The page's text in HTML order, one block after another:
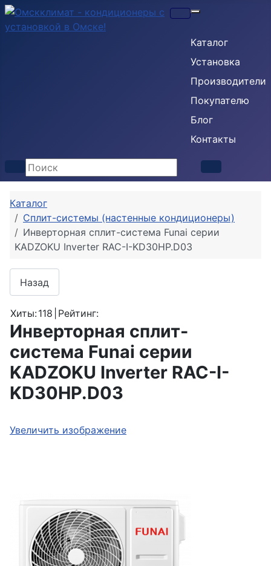
Каталог
Установка
Производители
Покупателю
Блог
Контакты
Каталог
Сплит-системы (настенные кондиционеры)
Инверторная сплит-система Funai серии
KADZOKU Inverter RAC-I-KD30HP.D03
Хиты:118 Рейтинг:
Инверторная сплит-
система Funai серии
KADZOKU Inverter RAC-I-
KD30HP.D03
Увеличить изображение